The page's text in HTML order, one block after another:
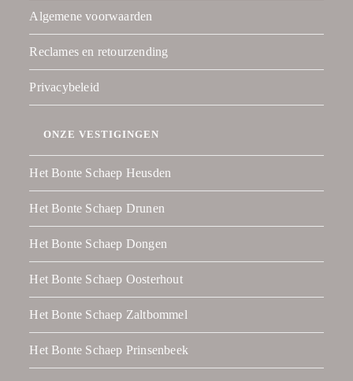
Algemene voorwaarden
Reclames en retourzending
Privacybeleid
ONZE VESTIGINGEN
Het Bonte Schaep Heusden
Het Bonte Schaep Drunen
Het Bonte Schaep Dongen
Het Bonte Schaep Oosterhout
Het Bonte Schaep Zaltbommel
Het Bonte Schaep Prinsenbeek